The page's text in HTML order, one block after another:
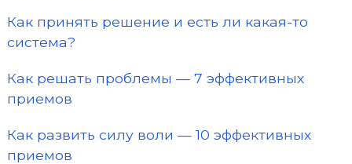
Как принять решение и есть ли какая-то
система?
Как решать проблемы — 7 эффективных
приемов
Как развить силу воли — 10 эффективных
приемов